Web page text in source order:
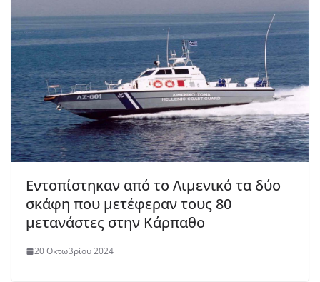
Εντοπίστηκαν από το Λιμενικό τα δύο
σκάφη που μετέφεραν τους 80
μετανάστες στην Κάρπαθο
20 Οκτωβρίου 2024